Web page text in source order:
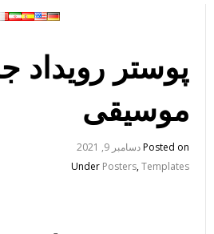
پوستر رویداد
موسیقی
Posted onدسامبر 9, 2021
UnderPosters,Templates